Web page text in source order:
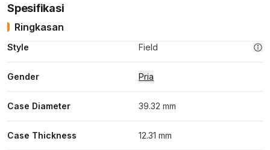
Spesifikasi
Ringkasan
Style Field
Gender Pria
Case Diameter 39.32 mm
Case Thickness 12.31 mm